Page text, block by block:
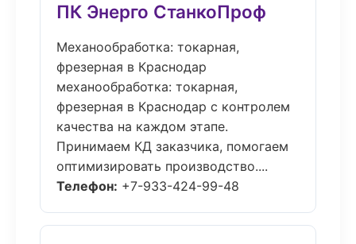
ПК Энерго СтанкоПроф
Механообработка: токарная,
фрезерная в Краснодар
механообработка: токарная,
фрезерная в Краснодар с контролем
качества на каждом этапе.
Принимаем КД заказчика, помогаем
оптимизировать производство....
Телефон: +7-933-424-99-48